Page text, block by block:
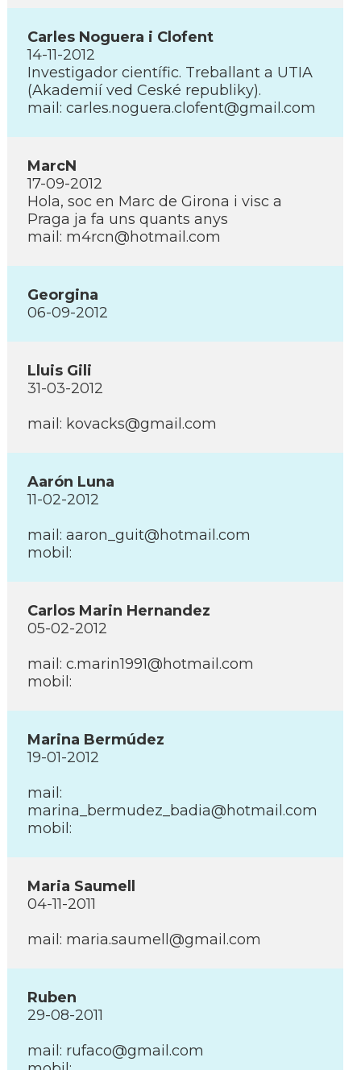
Carles Noguera i Clofent
14-11-2012
Investigador cientí­fic. Treballant a UTIA
(Akademií­ ved Ceské republiky).
mail: carles.noguera.clofent@gmail.com
MarcN
17-09-2012
Hola, soc en Marc de Girona i visc a
Praga ja fa uns quants anys
mail: m4rcn@hotmail.com
Georgina
06-09-2012
Lluis Gili
31-03-2012
mail: kovacks@gmail.com
Aarón Luna
11-02-2012
mail: aaron_guit@hotmail.com
mobil:
Carlos Marin Hernandez
05-02-2012
mail: c.marin1991@hotmail.com
mobil:
Marina Bermúdez
19-01-2012
mail:
marina_bermudez_badia@hotmail.com
mobil:
Maria Saumell
04-11-2011
mail: maria.saumell@gmail.com
Ruben
29-08-2011
mail: rufaco@gmail.com